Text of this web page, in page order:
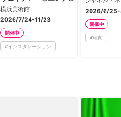
ーレ日本館帰国展」
横浜美術館
2026/7/24-11/23
開催中
#インスタレーション
2026/6/25-
開催中
#写真